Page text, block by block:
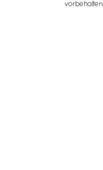
vorbehalten